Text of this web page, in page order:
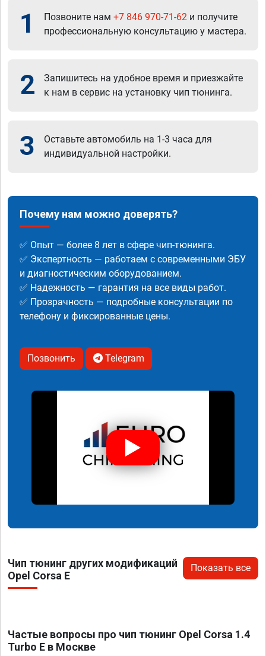
1 Позвоните нам +7 846 970-71-62 и получите
профессиональную консультацию у мастера.
2
Запишитесь на удобное время и приезжайте
к нам в сервис на установку чип тюнинга.
3
Оставьте автомобиль на 1-3 часа для
индивидуальной настройки.
Почему нам можно доверять?
✅ Опыт — более 8 лет в сфере чип-тюнинга.
✅ Экспертность — работаем с современными ЭБУ
и диагностическим оборудованием.
✅ Надежность — гарантия на все виды работ.
✅ Прозрачность — подробные консультации по
телефону и фиксированные цены.
Позвонить Telegram
Чип тюнинг других модификаций
Opel Corsa E
Показать все
Частые вопросы про чип тюнинг Opel Corsa 1.4
Turbo E в Москве